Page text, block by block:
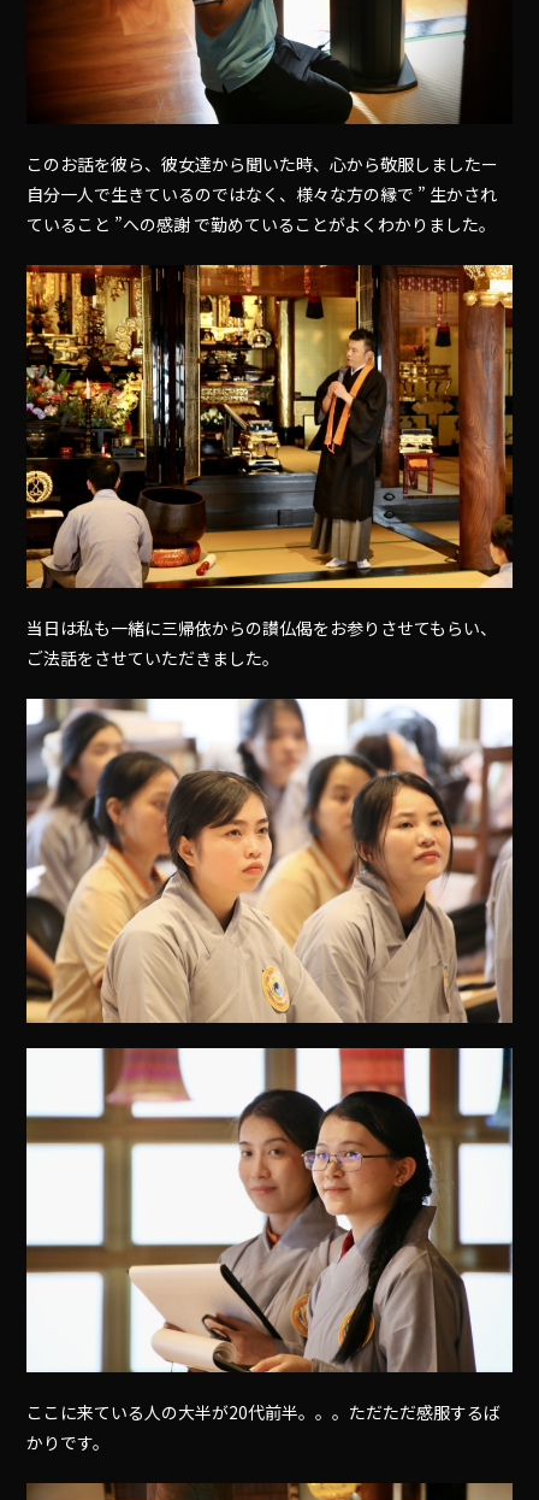
このお話を彼ら、彼女達から聞いた時、心から敬服しましたー
自分一人で生きているのではなく、様々な方の縁で ” 生かされ
ていること ”への感謝 で勤めていることがよくわかりました。
当日は私も一緒に三帰依からの讃仏偈をお参りさせてもらい、
ご法話をさせていただきました。
ここに来ている人の大半が20代前半。。。ただただ感服するば
かりです。